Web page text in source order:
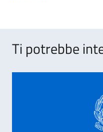
Ti potrebbe